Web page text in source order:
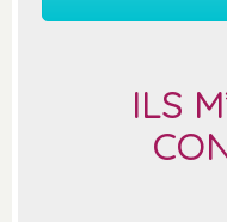
ILS